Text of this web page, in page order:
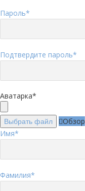
Пароль*
Подтвердите пароль*
Аватарка*
Выбрать файл
Обзор
Имя*
Фамилия*